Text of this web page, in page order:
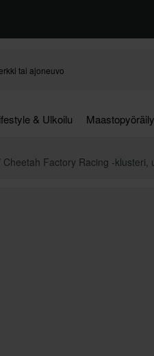
& Ulkoilu Maastopyöräily
Cheetah Factory Racing -klusteri,